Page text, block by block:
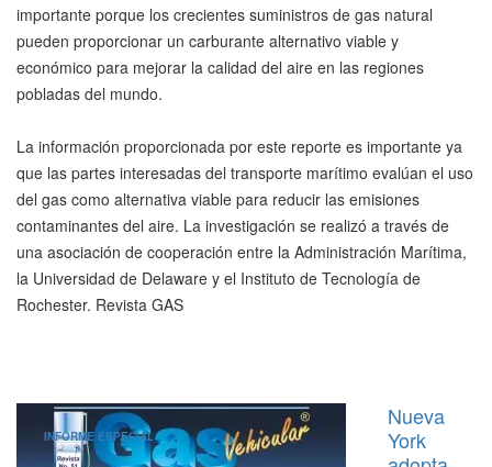
importante porque los crecientes suministros de gas natural
pueden proporcionar un carburante alternativo viable y
económico para mejorar la calidad del aire en las regiones
pobladas del mundo.
La información proporcionada por este reporte es importante ya
que las partes interesadas del transporte marítimo evalúan el uso
del gas como alternativa viable para reducir las emisiones
contaminantes del aire. La investigación se realizó a través de
una asociación de cooperación entre la Administración Marítima,
la Universidad de Delaware y el Instituto de Tecnología de
Rochester. Revista GAS
INFORME ESPECIAL
Nueva
York